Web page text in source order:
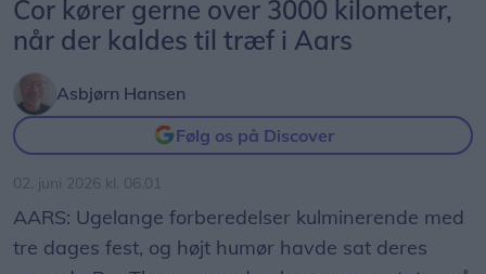
Cor kører gerne over 3000 kilometer,
når der kaldes til træf i Aars
Asbjørn Hansen
Følg os på Discover
02. juni 2026 kl. 06.01
AARS: Ugelange forberedelser kulminerende med
tre dages fest, og højt humør havde sat deres